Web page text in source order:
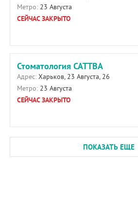
Метро: 23 Августа
СЕЙЧАС ЗАКРЫТО
Стоматология САТТВА
Адрес: Харьков, 23 Августа, 26
Метро: 23 Августа
СЕЙЧАС ЗАКРЫТО
ПОКАЗАТЬ ЕЩЕ